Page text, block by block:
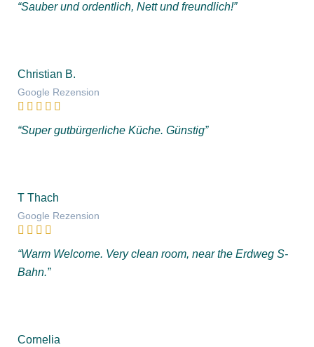
“Sauber und ordentlich, Nett und freundlich!”
Christian B.
Google Rezension
“Super gutbürgerliche Küche. Günstig”
T Thach
Google Rezension
“Warm Welcome. Very clean room, near the Erdweg S-
Bahn.”
Cornelia